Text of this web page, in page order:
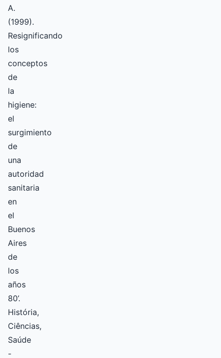
A.
(1999).
Resignificando
los
conceptos
de
la
higiene:
el
surgimiento
de
una
autoridad
sanitaria
en
el
Buenos
Aires
de
los
años
80’.
História,
Ciências,
Saúde
-